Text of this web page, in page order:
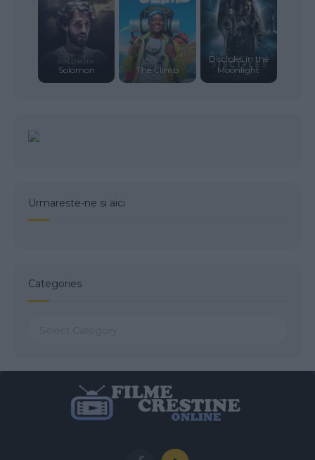
Solomon The Climb
Disciples in the
Moonlight
Urmareste-ne si aici
Categories
Categories